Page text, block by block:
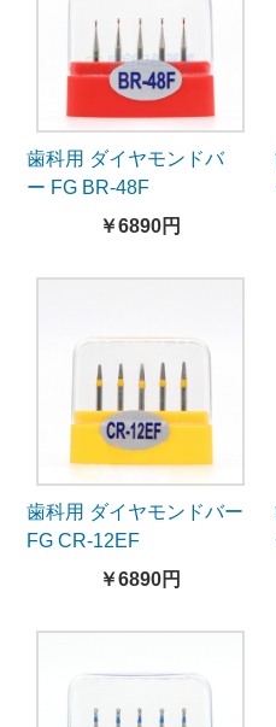
歯科用 ダイヤモンドバ
ー FG BR-48F
￥6890円
歯科用 ダイヤモンドバー
FG CR-12EF
￥6890円